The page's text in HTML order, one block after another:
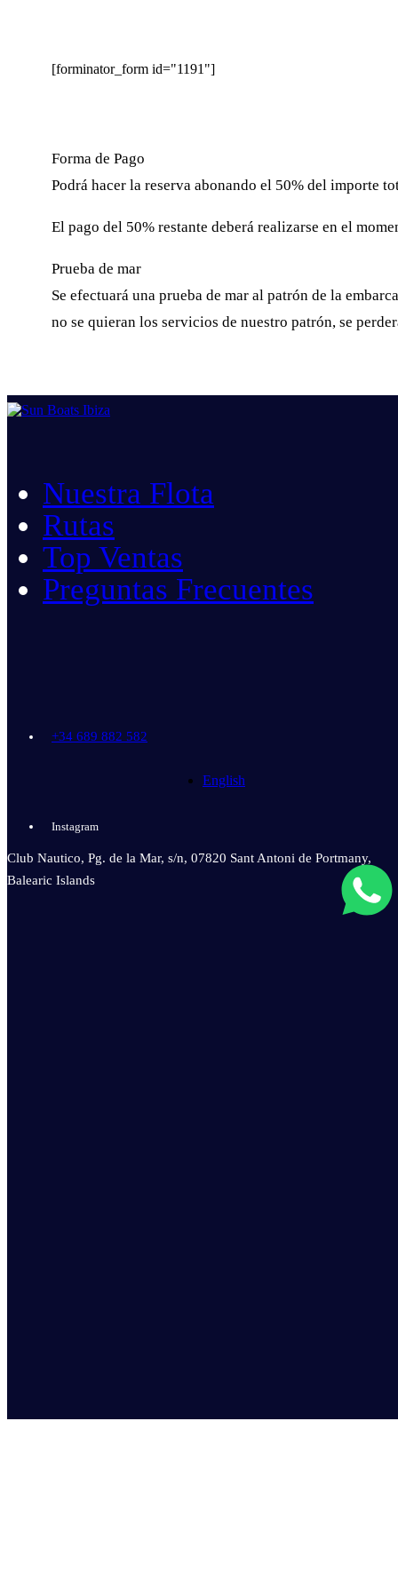
[forminator_form id="1191"]
Forma de Pago
Podrá hacer la reserva abonando el 50% del importe
El pago del 50% restante deberá realizarse en el
Prueba de mar
Se efectuará una prueba de mar al patrón de la
no se quieran los servicios de nuestro patrón, se
Nuestra Flota
Rutas
Top Ventas
Preguntas Frecuentes
+34 689 882 582
English
Instagram
Club Nautico, Pg. de la Mar, s/n, 07820 Sant Antoni de Portmany,
Balearic Islands